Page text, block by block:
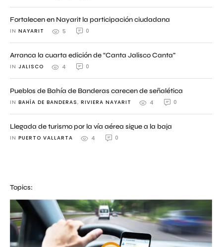
Fortalecen en Nayarit la participación ciudadana
IN NAYARIT 5 0
Arranca la cuarta edición de “Canta Jalisco Canta”
IN JALISCO 4 0
Pueblos de Bahía de Banderas carecen de señalética
IN BAHÍA DE BANDERAS, RIVIERA NAYARIT 4 0
Llegada de turismo por la vía aérea sigue a la baja
IN PUERTO VALLARTA 4 0
Topics: